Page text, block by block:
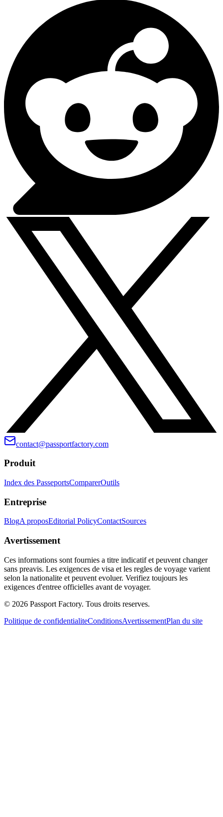
contact@passportfactory.com
Produit
Index des PasseportsComparerOutils
Entreprise
BlogA proposEditorial PolicyContactSources
Avertissement
Ces informations sont fournies a titre indicatif et peuvent changer
sans preavis. Les exigences de visa et les regles de voyage varient
selon la nationalite et peuvent evoluer. Verifiez toujours les
exigences d'entree officielles avant de voyager.
© 2026 Passport Factory. Tous droits reserves.
Politique de confidentialiteConditionsAvertissementPlan du site